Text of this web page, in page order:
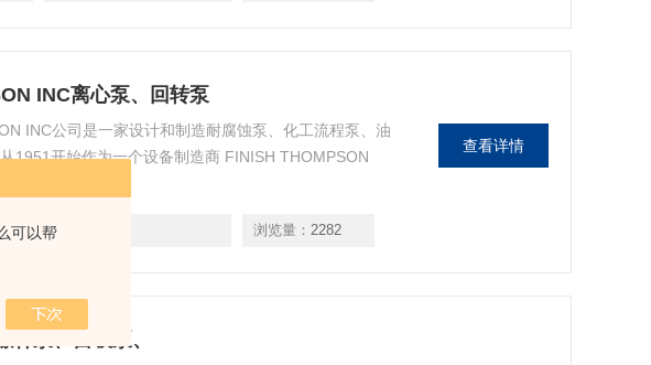
可以帮
INC离心泵、回转泵
INC公司是一家设计和制造耐腐蚀泵、化工流程泵、油
1951开始作为一个设备制造商 FINISH THOMPSON
型号： 浏览量： 2282
查看详情
杆泵、自吸泵、